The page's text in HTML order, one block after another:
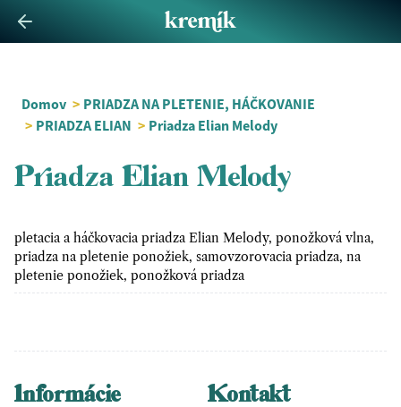
Domov > PRIADZA NA PLETENIE, HÁČKOVANIE
> PRIADZA ELIAN > Priadza Elian Melody
Priadza Elian Melody
pletacia a háčkovacia priadza Elian Melody, ponožková vlna,
priadza na pletenie ponožiek, samovzorovacia priadza, na
pletenie ponožiek, ponožková priadza
Informácie Kontakt